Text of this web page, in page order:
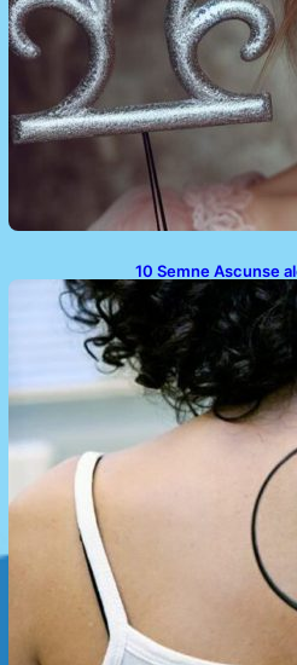
10 Semne Ascunse
Trebuie să Știm